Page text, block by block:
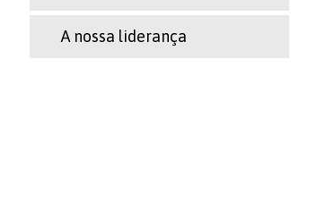
A nossa liderança